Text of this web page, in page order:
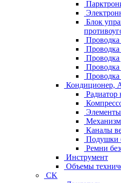
Блок
Проводка
Проводка
Проводка
Проводка
Кондиционер,
Радиатор
Каналы
Подушки
Ремни
Инструмент
Объемы
CK